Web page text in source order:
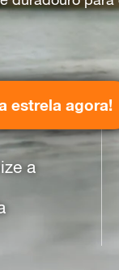
estrela agora!
a